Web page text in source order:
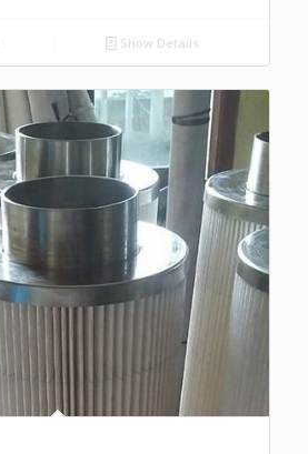
Show Details